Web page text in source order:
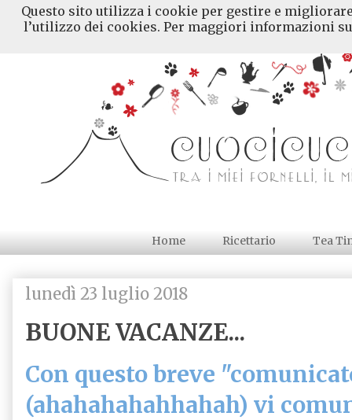
Home Ricettario Tea
lunedì 23 luglio 2018
BUONE VACANZE...
Con questo breve
(ahahahahahhahah) vi
Questo sito utilizza i cookie per gestire e
l’utilizzo dei cookies. Per maggiori informazioni